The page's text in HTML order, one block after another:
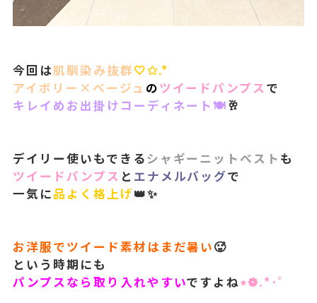
今回は肌馴染み抜群🤍✩.*
アイボリー×ベージュ のツイードパンプス で
キレイめお出掛けコーディネート🍽️ 🥂
デイリー使いもできるシャギーニットベスト も
ツイードパンプス と エナメルバッグで
一気に品よく格上げ👑✨
お洋服でツイード素材はまだ暑い🥵
という時期にも
パンプスなら取り入れやすいですよね ٭❁.*･ﾟ